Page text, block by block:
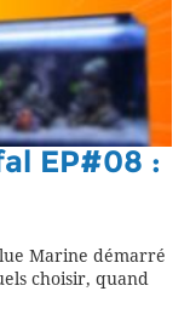
EP#08 :
Marine démarré
choisir, quand